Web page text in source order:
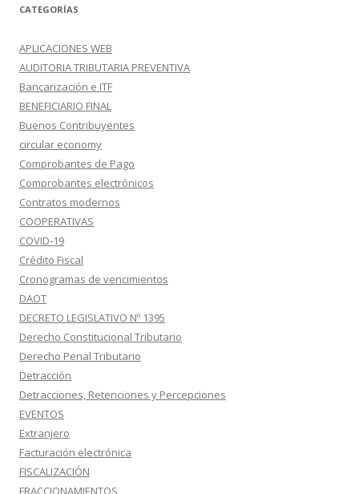
CATEGORÍAS
APLICACIONES WEB
AUDITORIA TRIBUTARIA PREVENTIVA
Bancarización e ITF
BENEFICIARIO FINAL
Buenos Contribuyentes
circular economy
Comprobantes de Pago
Comprobantes electrónicos
Contratos modernos
COOPERATIVAS
COVID-19
Crédito Fiscal
Cronogramas de vencimientos
DAOT
DECRETO LEGISLATIVO Nº 1395
Derecho Constitucional Tributario
Derecho Penal Tributario
Detracción
Detracciones, Retenciones y Percepciones
EVENTOS
Extranjero
Facturación electrónica
FISCALIZACIÓN
FRACCIONAMIENTOS